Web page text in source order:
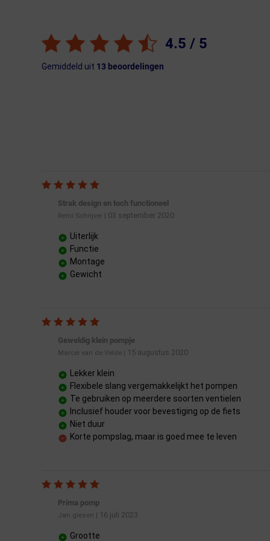
4.5 / 5
Gemiddeld uit 13 beoordelingen
Strak design en toch functioneel
Remi Schrijver | 03 september 2020
Uiterlijk
Functie
Montage
Gewicht
Geweldig klein pompje
Marcel van de Velde| 15 augustus 2020
Lekker klein
Flexibele slang vergemakkelijkt het pompen
Te gebruiken op meerdere soorten ventielen
Inclusief houder voor bevestiging op de fiets
Niet duur
Korte pompslag, maar is goed mee te leven
Prima pomp
Jan giesen | 16 juli 2023
Grootte